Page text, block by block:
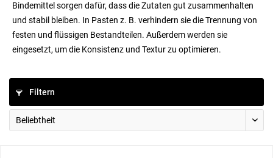
Bindemittel sorgen dafür, dass die Zutaten gut zusammenhalten
und stabil bleiben. In Pasten z. B. verhindern sie die Trennung von
festen und flüssigen Bestandteilen. Außerdem werden sie
eingesetzt, um die Konsistenz und Textur zu optimieren.
Filtern